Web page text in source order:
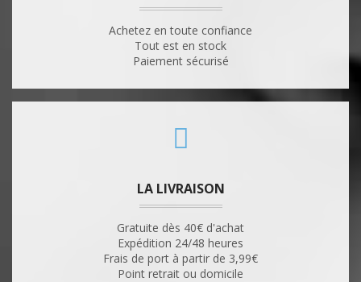
Achetez en toute confiance
Tout est en stock
Paiement sécurisé
LA LIVRAISON
Gratuite dès 40€ d'achat
Expédition 24/48 heures
Frais de port à partir de 3,99€
Point retrait ou domicile